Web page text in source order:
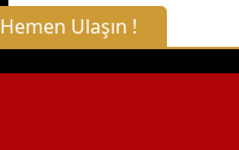
Hemen Ulaşın !
X Kapat